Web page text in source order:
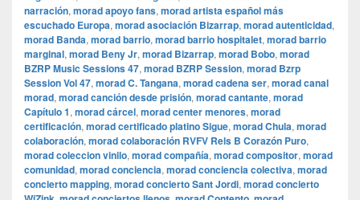
narración, morad apoyo fans, morad artista español más
escuchado Europa, morad asociación Bizarrap, morad autenticidad,
morad Banda, morad barrio, morad barrio hospitalet, morad barrio
marginal, morad Beny Jr, morad Bizarrap, morad Bobo, morad
BZRP Music Sessions 47, morad BZRP Session, morad Bzrp
Session Vol 47, morad C. Tangana, morad cadena ser, morad canal
morad, morad canción desde prisión, morad cantante, morad
Capítulo 1, morad cárcel, morad center menores, morad
certificación, morad certificado platino Sigue, morad Chula, morad
colaboración, morad colaboración RVFV Rels B Corazón Puro,
morad coleccion vinilo, morad compañía, morad compositor, morad
comunidad, morad conciencia, morad conciencia colectiva, morad
concierto mapping, morad concierto Sant Jordi, morad concierto